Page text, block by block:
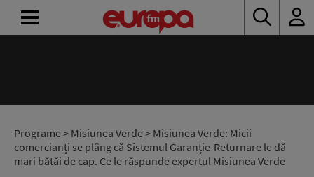
Programe> Misiunea Verde> Misiunea Verde: Micii
comercianți se plâng că Sistemul Garanție-Returnare le dă
mari bătăi de cap. Ce le răspunde expertul Misiunea Verde
RADIO
CONCURSURI